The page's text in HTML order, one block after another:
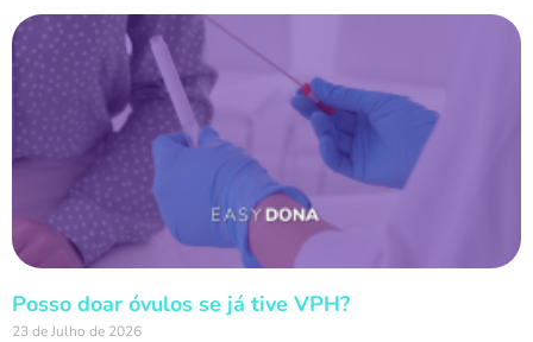
Posso doar óvulos se já tive VPH?
23 de Julho de 2026